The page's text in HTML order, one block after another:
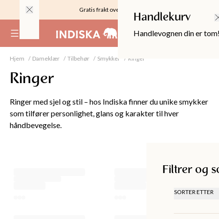
Gratis frakt over 999KR
( 0)
Handlekurv
Handlevognen din er
Hjem Dameklær Tilbehør Smykker Ringer
Ringer
Ringer med sjel og stil – hos Indiska finner du unike smykker
som tilfører personlighet, glans og karakter til hver
håndbevegelse.
Filtrer og
SORTER ETTER